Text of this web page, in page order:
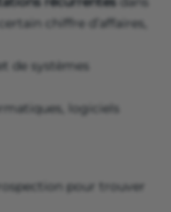
chiffre d’affaires,
de systèmes
logiciels
pour trouver